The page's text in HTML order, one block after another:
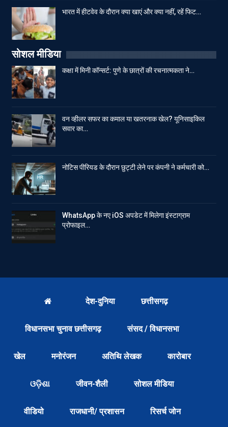
भारत में हीटवेव के दौरान क्या खाएं और क्या नहीं, रहें फिट…
सोशल मीडिया
कक्षा में मिनी कॉन्सर्ट: पुणे के छात्रों की रचनात्मकता ने…
वन व्हीलर सफर का कमाल या खतरनाक खेल? यूनिसाइकिल
सवार का…
नोटिस पीरियड के दौरान छुट्टी लेने पर कंपनी ने कर्मचारी को…
WhatsApp के नए iOS अपडेट में मिलेगा इंस्टाग्राम
प्रोफाइल…
देश-दुनिया छत्तीसगढ़
विधानसभा चुनाव छत्तीसगढ़ संसद / विधानसभा
खेल मनोरंजन अतिथि लेखक कारोबार
ଓଡ଼ିଶା जीवन-शैली सोशल मीडिया
वीडियो राजधानी/ प्रशासन रिसर्च जोन